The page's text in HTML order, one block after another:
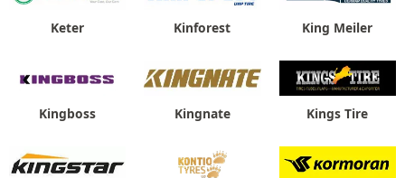
Keter Kinforest King Meiler
Kingboss Kingnate Kings Tire